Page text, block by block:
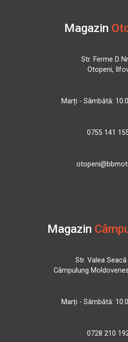
Magazin
Str. Ferme D
Otopeni,
Marți - Sâmbătă:
0755 141
Magazin
Str. Valea Seacă
Câmpulung
Marți - Sâmbătă:
0728 210